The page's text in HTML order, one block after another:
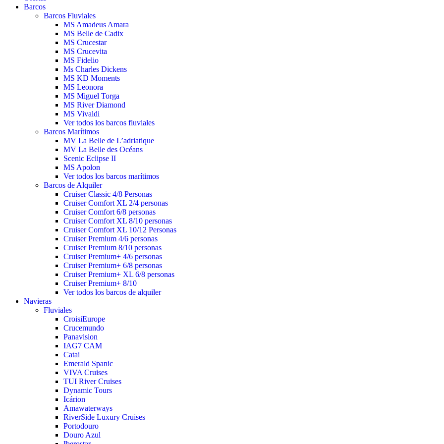
Barcos
Barcos Fluviales
MS Amadeus Amara
MS Belle de Cadix
MS Crucestar
MS Crucevita
MS Fidelio
Ms Charles Dickens
MS KD Moments
MS Leonora
MS Miguel Torga
MS River Diamond
MS Vivaldi
Ver todos los barcos fluviales
Barcos Marítimos
MV La Belle de L’adriatique
MV La Belle des Océans
Scenic Eclipse II
MS Apolon
Ver todos los barcos marítimos
Barcos de Alquiler
Cruiser Classic 4/8 Personas
Cruiser Comfort XL 2/4 personas
Cruiser Comfort 6/8 personas
Cruiser Comfort XL 8/10 personas
Cruiser Comfort XL 10/12 Personas
Cruiser Premium 4/6 personas
Cruiser Premium 8/10 personas
Cruiser Premium+ 4/6 personas
Cruiser Premium+ 6/8 personas
Cruiser Premium+ XL 6/8 personas
Cruiser Premium+ 8/10
Ver todos los barcos de alquiler
Navieras
Fluviales
CroisiEurope
Crucemundo
Panavision
IAG7 CAM
Catai
Emerald Spanic
VIVA Cruises
TUI River Cruises
Dynamic Tours
Icárion
Amawaterways
RiverSide Luxury Cruises
Portodouro
Douro Azul